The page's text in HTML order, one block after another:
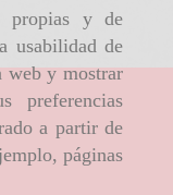
propias y de
usabilidad de
web y mostrar
preferencias
a partir de
páginas